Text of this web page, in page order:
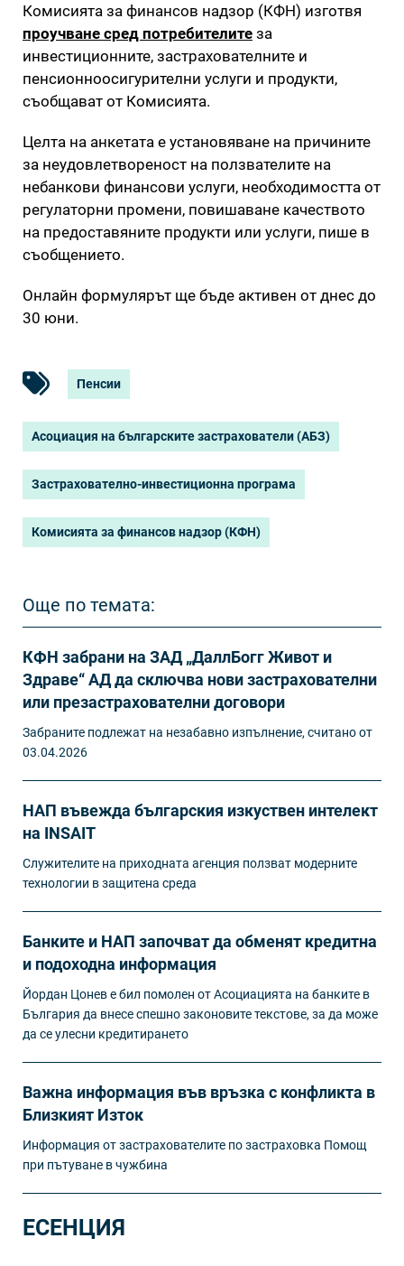
Комисията за финансов надзор (КФН) изготвя
проучване сред потребителите за
инвестиционните, застрахователните и
пенсионноосигурителни услуги и продукти,
съобщават от Комисията.
Целта на анкетата е установяване на причините
за неудовлетвореност на ползвателите на
небанкови финансови услуги, необходимостта от
регулаторни промени, повишаване качеството
на предоставяните продукти или услуги, пише в
съобщението.
Онлайн формулярът ще бъде активен от днес до
30 юни.
Пенсии
Асоциация на българските застрахователи (АБЗ)
Застрахователно-инвестиционна програма
Комисията за финансов надзор (КФН)
Още по темата:
КФН забрани на ЗАД „ДаллБогг Живот и
Здраве“ АД да сключва нови застрахователни
или презастрахователни договори
Забраните подлежат на незабавно изпълнение, считано от
03.04.2026
НАП въвежда българския изкуствен интелект
на INSAIT
Служителите на приходната агенция ползват модерните
технологии в защитена среда
Банките и НАП започват да обменят кредитна
и подоходна информация
Йордан Цонев е бил помолен от Асоциацията на банките в
България да внесе спешно законовите текстове, за да може
да се улесни кредитирането
Важна информация във връзка с конфликта в
Близкият Изток
Информация от застрахователите по застраховка Помощ
при пътуване в чужбина
ЕСЕНЦИЯ